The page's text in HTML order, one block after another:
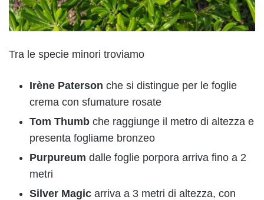
Tra le specie minori troviamo
Irène Paterson che si distingue per le foglie
crema con sfumature rosate
Tom Thumb che raggiunge il metro di altezza e
presenta fogliame bronzeo
Purpureum dalle foglie porpora arriva fino a 2
metri
Silver Magic arriva a 3 metri di altezza, con